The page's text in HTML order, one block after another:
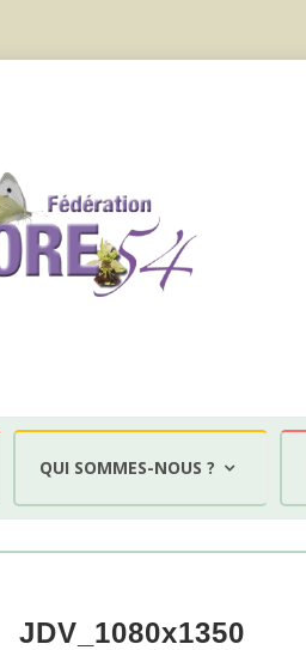
QUI SOMMES-NOUS ?
JDV_1080x1350